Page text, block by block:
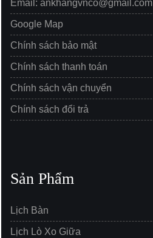
Email: ankhangvnco@gmail.com
Google Map
Chính sách bảo mật
Chính sách thanh toán
Chính sách vận chuyển
Chính sách đổi trả
Sản Phẩm
Lịch Bàn
Lịch Lò Xo Giữa